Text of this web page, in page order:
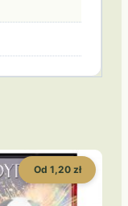
Od 1,20 zł